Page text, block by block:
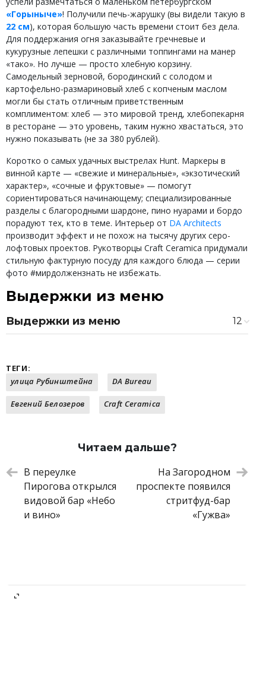
«Горыныче»! Получили печь-жарушку (вы видели такую в
22 см), которая большую часть времени стоит без дела.
Для поддержания огня заказывайте гречневые и
кукурузные лепешки с различными топпингами на манер
«тако». Но лучше — просто хлебную корзину.
Самодельный зерновой, бородинский с солодом и
картофельно-размариновый хлеб с копченым маслом
могли бы стать отличным приветственным
комплиментом: хлеб — это мировой тренд, хлебопекарня
в ресторане — это уровень, таким нужно хвастаться, это
нужно показывать (не за 380 рублей).
Коротко о самых удачных выстрелах Hunt. Маркеры в
винной карте — «свежие и минеральные», «экзотический
характер», «сочные и фруктовые» — помогут
сориентироваться начинающему; специализированные
разделы с благородными шардоне, пино нуарами и бордо
порадуют тех, кто в теме. Интерьер от DA Architects
производит эффект и не похож на тысячу других серо-
лофтовых проектов. Рукотворцы Craft Ceramica придумали
стильную фактурную посуду для каждого блюда — серии
фото #мирдолжензнать не избежать.
Выдержки из меню
Выдержки из меню
12
Гребешок с юдзу
Рубленая телятина с соусом из копченого
Хумус из кукурузы с чипсами из семян
Похлебка из петуха с домашней лапшой
копчения и шпинатом
Соте вонголе в собственном соку с
травами
980 ₽
Томленая баранья лопатка с овощами и
890 ₽
Десерт золотая рыбка 350 ₽
ТЕГИ:
улица Рубинштейна
DA Bureau
Евгений Белозеров Craft Ceramica
Читаем дальше?
В переулке
Пирогова открылся
видовой бар «Небо
и вино»
На Загородном
проспекте появился
стритфуд-бар
«Гужва»